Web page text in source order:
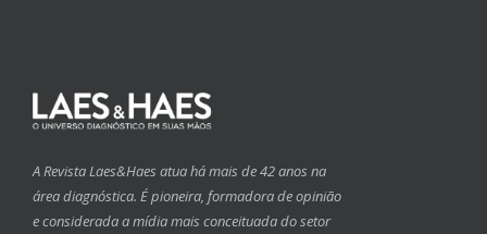
A Revista Laes&Haes atua há mais de 42 anos na
área diagnóstica. É pioneira, formadora de opinião
e considerada a mídia mais conceituada do setor